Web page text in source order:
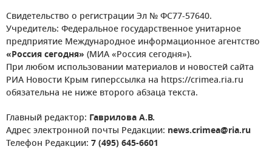
Свидетельство о регистрации Эл № ФС77-57640.
Учредитель: Федеральное государственное унитарное
предприятие Международное информационное агентство
«Россия сегодня» (МИА «Россия сегодня»).
При любом использовании материалов и новостей сайта
РИА Новости Крым гиперссылка на https://crimea.ria.ru
обязательна не ниже второго абзаца текста.
Главный редактор: Гаврилова А.В.
Адрес электронной почты Редакции: news.crimea@ria.ru
Телефон Редакции: 7 (495) 645-6601